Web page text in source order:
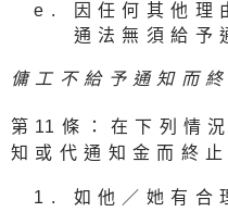
因任何其他理
通法無須給予
傭工不給予通知而
第 11條：在下列情
知或代通知金而終止
如他／她有合